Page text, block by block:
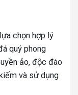
chọn hợp lý
quý phong
ảo, độc đáo
và sử dụng